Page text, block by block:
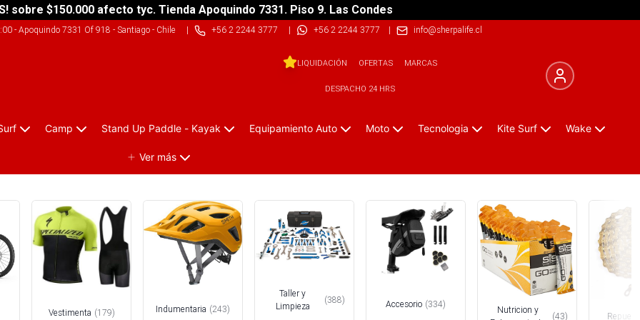
sobre $150.000 afecto tyc. Tienda Apoquindo 7331. Piso 9. Las Condes
- Apoquindo 7331 Of 918 - Santiago - Chile| +56 2 2244 3777 | +56 2 2244 3777 | info@sherpalife.cl
LIQUIDACIÓN OFERTAS MARCAS
DESPACHO 24 HRS
Camp Stand Up Paddle - Kayak Equipamiento Auto Moto Tecnologia Kite Surf Wake
Ver más
Vestimenta (179) Indumentaria (243)
Taller y
Limpieza
(388) Accesorio (334)
Nutricion y
(43)